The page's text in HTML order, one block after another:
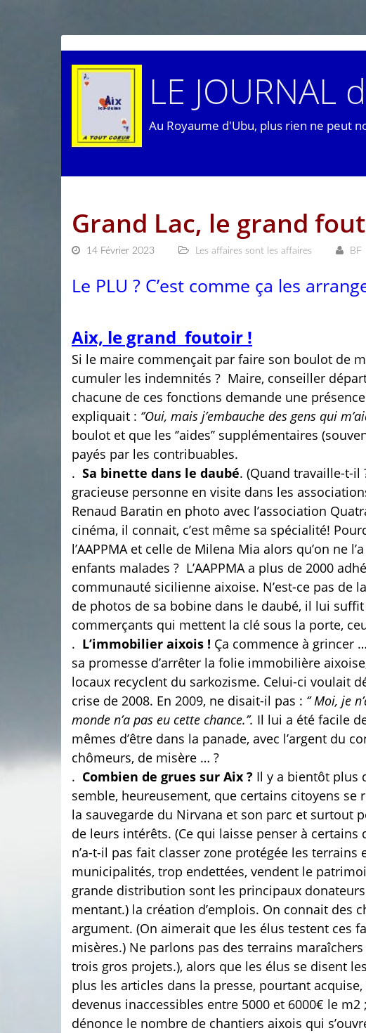
LE JOURNAL
Au Royaume d'Ubu, plus rien ne peut
Grand Lac, le grand
14 Février 2023 Les affaires sont les affaires BF
Le PLU ? C’est comme ça les
Aix, le grand foutoir !
Si le maire commençait par faire son boulot de
cumuler les indemnités ? Maire, conseiller
chacune de ces fonctions demande une
expliquait : ‘’Oui, mais j’embauche des gens qui
boulot et que les ‘’aides’’ supplémentaires
payés par les contribuables.
. Sa binette dans le daubé. (Quand travaille-t-il
gracieuse personne en visite dans les
Renaud Baratin en photo avec l’association
cinéma, il connait, c’est même sa spécialité!
l’AAPPMA et celle de Milena Mia alors qu’on ne
enfants malades ? L’AAPPMA a plus de 2000
communauté sicilienne aixoise. N’est-ce pas de
de photos de sa bobine dans le daubé, il lui
commerçants qui mettent la clé sous la porte,
. L’immobilier aixois ! Ça commence à grincer …
sa promesse d’arrêter la folie immobilière
locaux recyclent du sarkozisme. Celui-ci voulait
crise de 2008. En 2009, ne disait-il pas : ‘’ Moi, je
monde n’a pas eu cette chance.’’. Il lui a été facile
mêmes d’être dans la panade, avec l’argent du
chômeurs, de misère … ?
. Combien de grues sur Aix ? Il y a bientôt plus
semble, heureusement, que certains citoyens
la sauvegarde du Nirvana et son parc et surtout
de leurs intérêts. (Ce qui laisse penser à
n’a-t-il pas fait classer zone protégée les
municipalités, trop endettées, vendent le
grande distribution sont les principaux
mentant.) la création d’emplois. On connait des
argument. (On aimerait que les élus testent ces
misères.) Ne parlons pas des terrains
trois gros projets.), alors que les élus se disent
plus les articles dans la presse, pourtant
devenus inaccessibles entre 5000 et 6000€ le
dénonce le nombre de chantiers aixois qui